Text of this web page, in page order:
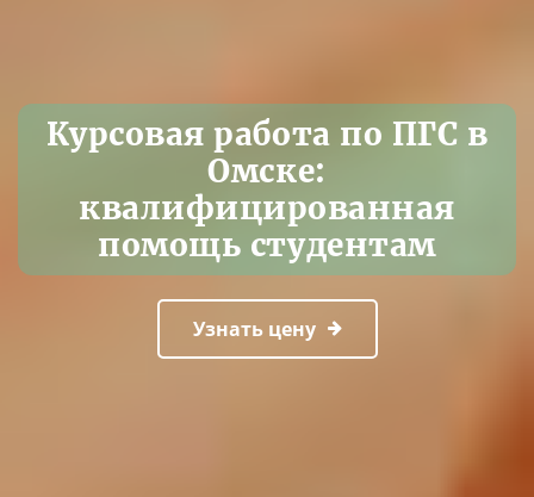
Курсовая работа по ПГС в
Омске:
квалифицированная
помощь студентам
Узнать цену